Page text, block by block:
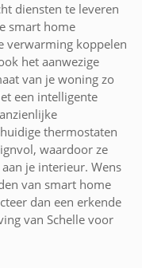
diensten te leveren
smart home
verwarming koppelen
het aanwezige
van je woning zo
een intelligente
thermostaten
waardoor ze
je interieur. Wens
van smart home
dan een erkende
van Schelle voor